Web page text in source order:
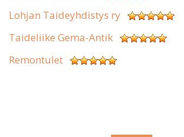
Lohjan Taideyhdistys ry
Taideliike Gema-Antik
Remontulet